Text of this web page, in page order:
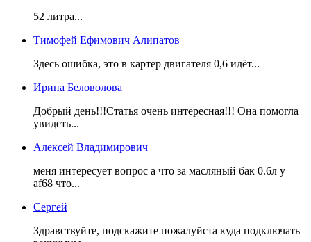
52 литра...
Тимофей Ефимович Алипатов
Здесь ошибка, это в картер двигателя 0,6 идёт...
Ирина Беловолова
Добрый день!!!Статья очень интересная!!! Она помогла
увидеть...
Алексей Владимирович
меня интересует вопрос а что за масляный бак 0.6л у
af68 что...
Сергей
Здравствуйте, подскажите пожалуйста куда подключать